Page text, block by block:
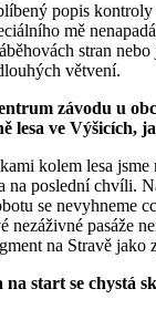
popis
mě
stran
větvení.
závodu u
lesa ve Výšicích,
kolem lesa jsme
na poslední chvíli.
se nevyhneme
nezáživné pasáže
na Stravě jako
start se chystá